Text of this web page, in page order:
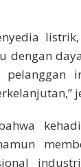
dengan
pelanggan